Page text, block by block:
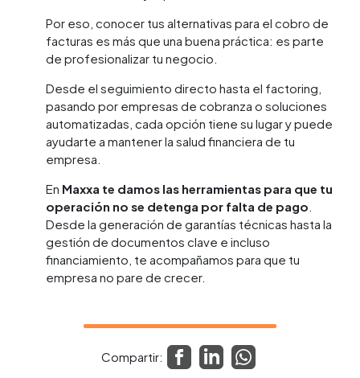
Por eso, conocer tus alternativas para el cobro de
facturas es más que una buena práctica: es parte
de profesionalizar tu negocio.
Desde el seguimiento directo hasta el factoring,
pasando por empresas de cobranza o soluciones
automatizadas, cada opción tiene su lugar y puede
ayudarte a mantener la salud financiera de tu
empresa.
En Maxxa te damos las herramientas para que tu
operación no se detenga por falta de pago
Desde la generación de garantías técnicas hasta la
gestión de documentos clave e incluso
financiamiento, te acompañamos para que tu
empresa no pare de crecer.
Compartir: